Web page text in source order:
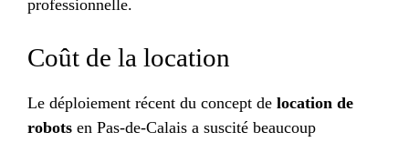
professionnelle.
Coût de la location
Le déploiement récent du concept de location de
robots en Pas-de-Calais a suscité beaucoup